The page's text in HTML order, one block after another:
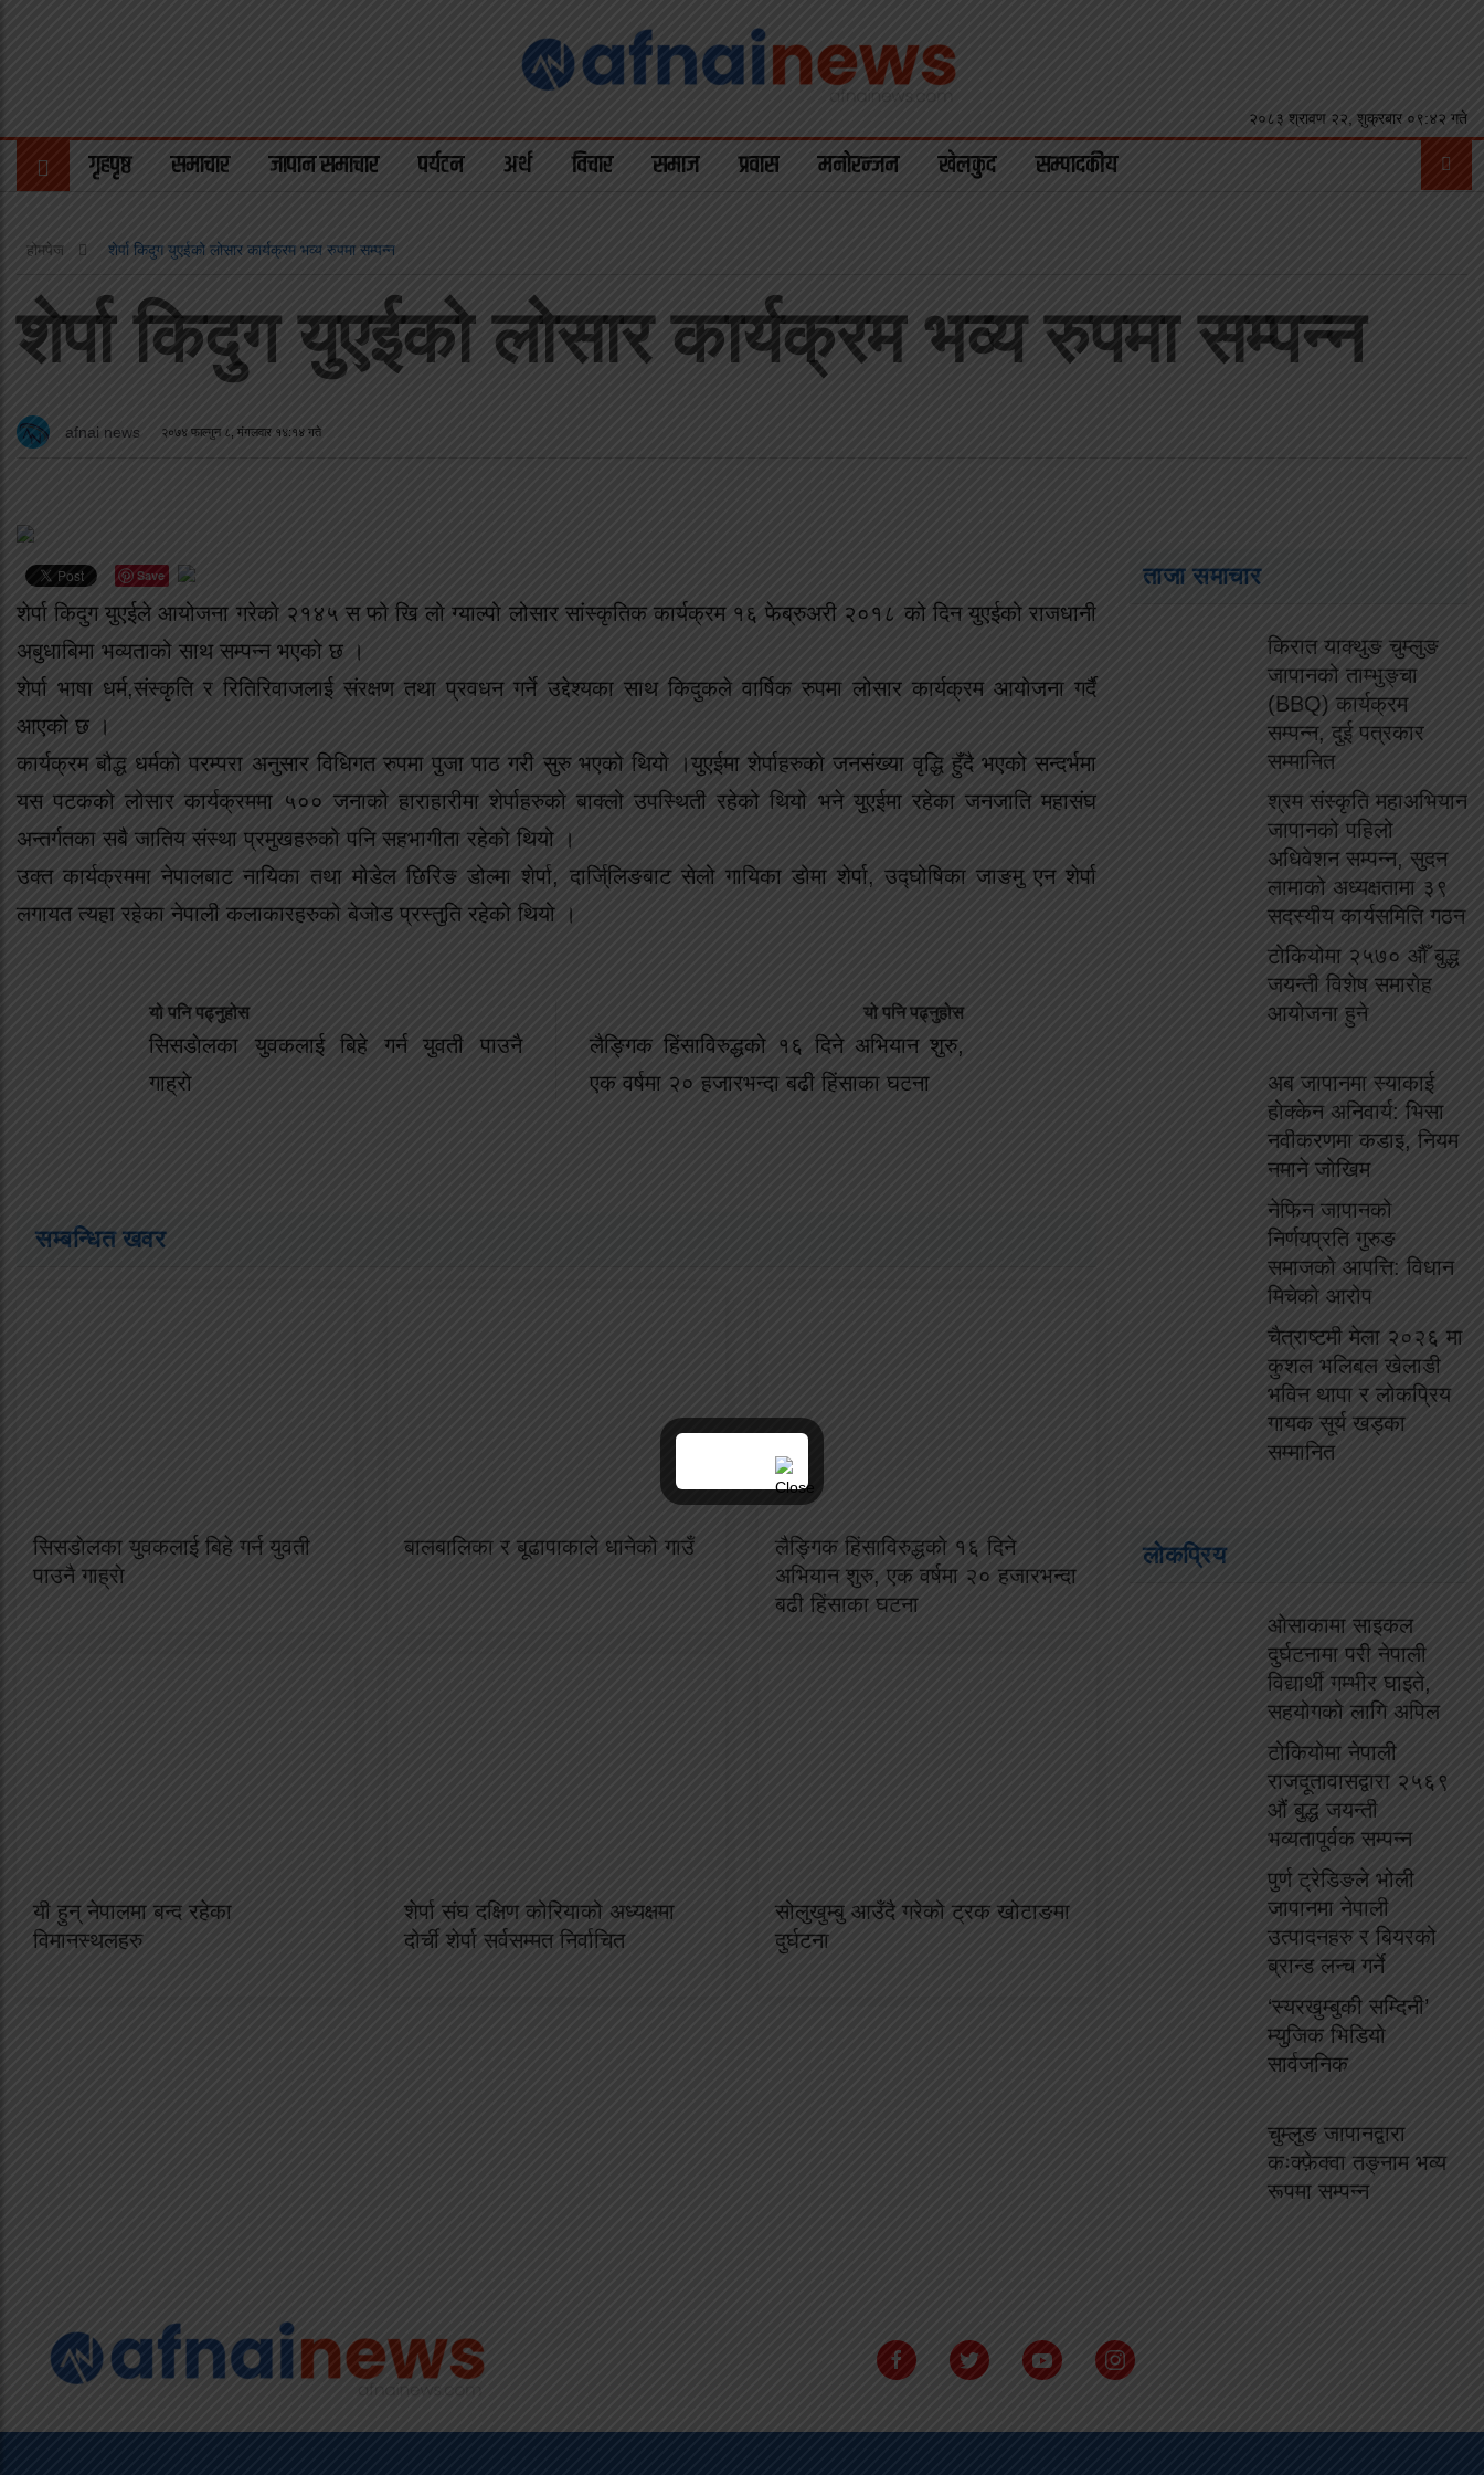
२०८३ श्रावण २२, शुक्रबार ०९:४२ गते
गृहपृष्ठ समाचार जापान समाचार पर्यटन अर्थ विचार समाज प्रवास मनोरन्जन खेलकुद सम्पादकीय
होमपेज शेर्पा किदुग युएईको लोसार कार्यक्रम भव्य रुपमा सम्पन्न
शेर्पा किदुग युएईको लोसार कार्यक्रम भव्य रुपमा सम्पन्न
afnai news २०७४ फाल्गुन ८, मंगलवार १४:१४ गते
Save
शेर्पा किदुग युएईले आयोजना गरेको २१४५ स फो खि लो ग्याल्पो लोसार सांस्कृतिक कार्यक्रम १६ फेब्रुअरी २०१८ को दिन युएईको राजधानी
अबुधाबिमा भव्यताको साथ सम्पन्न भएको छ ।
शेर्पा भाषा धर्म,संस्कृति र रितिरिवाजलाई संरक्षण तथा प्रवधन गर्ने उद्देश्यका साथ किदुकले वार्षिक रुपमा लोसार कार्यक्रम आयोजना गर्दै
आएको छ ।
कार्यक्रम बौद्ध धर्मको परम्परा अनुसार विधिगत रुपमा पुजा पाठ गरी सुरु भएको थियो ।युएईमा शेर्पाहरुको जनसंख्या वृद्धि हुँदै भएको सन्दर्भमा
यस पटकको लोसार कार्यक्रममा ५०० जनाको हाराहारीमा शेर्पाहरुको बाक्लो उपस्थिती रहेको थियो भने युएईमा रहेका जनजाति महासंघ
अन्तर्गतका सबै जातिय संस्था प्रमुखहरुको पनि सहभागीता रहेको थियो ।
उक्त कार्यक्रममा नेपालबाट नायिका तथा मोडेल छिरिङ डोल्मा शेर्पा, दार्जि्लिङबाट सेलो गायिका डोमा शेर्पा, उद्घोषिका जाङमु एन शेर्पा
लगायत त्यहा रहेका नेपाली कलाकारहरुको बेजोड प्रस्तुति रहेको थियो ।
यो पनि पढ्नुहोस
सिसडाेलका युवकलाई बिहे गर्न युवती पाउनै
गाह्राे
यो पनि पढ्नुहोस
लैङ्गिक हिंसाविरुद्धको १६ दिने अभियान शुरु,
एक वर्षमा २० हजारभन्दा बढी हिंसाका घटना
सम्बन्धित खवर
सिसडाेलका युवकलाई बिहे गर्न युवती
पाउनै गाह्राे
बालबालिका र बूढापाकाले धानेको गाउँ
लैङ्गिक हिंसाविरुद्धको १६ दिने
अभियान शुरु, एक वर्षमा २० हजारभन्दा
बढी हिंसाका घटना
यी हुन् नेपालमा बन्द रहेका
विमानस्थलहरु
शेर्पा संघ दक्षिण कोरियाको अध्यक्षमा
दोर्ची शेर्पा सर्वसम्मत निर्वाचित
सोलुखुम्बु आउँदै गरेको ट्रक खोटाङमा
दुर्घटना
ताजा समाचार
किरात याक्थुङ चुम्लुङ
जापानको ताम्भुङ्चा
(BBQ) कार्यक्रम
सम्पन्न, दुई पत्रकार
सम्मानित
श्रम संस्कृति महाअभियान
जापानको पहिलो
अधिवेशन सम्पन्न, सुदन
लामाको अध्यक्षतामा ३९
सदस्यीय कार्यसमिति गठन
टोकियोमा २५७० औँ बुद्ध
जयन्ती विशेष समारोह
आयोजना हुने
अब जापानमा स्याकाई
होक्केन अनिवार्य: भिसा
नवीकरणमा कडाइ, नियम
नमाने जोखिम
नेफिन जापानको
निर्णयप्रति गुरुङ
समाजको आपत्ति: विधान
मिचेको आरोप
चैत्राष्टमी मेला २०२६ मा
कुशल भलिबल खेलाडी
भविन थापा र लोकप्रिय
गायक सूर्य खड्का
सम्मानित
लोकप्रिय
ओसाकामा साइकल
दुर्घटनामा परी नेपाली
विद्यार्थी गम्भीर घाइते,
सहयोगको लागि अपिल
टोकियोमा नेपाली
राजदूतावासद्वारा २५६९
औं बुद्ध जयन्ती
भव्यतापूर्वक सम्पन्न
पुर्ण ट्रेडिङले भोली
जापानमा नेपाली
उत्पादनहरु र बियरको
ब्रान्ड लन्च गर्ने
‘स्यरखुम्बुकी सम्दिनी’
म्युजिक भिडियो
सार्वजनिक
चुम्लुङ जापानद्वारा
कःक्फ़ेक्वा तङ्नाम भव्य
रूपमा सम्पन्न